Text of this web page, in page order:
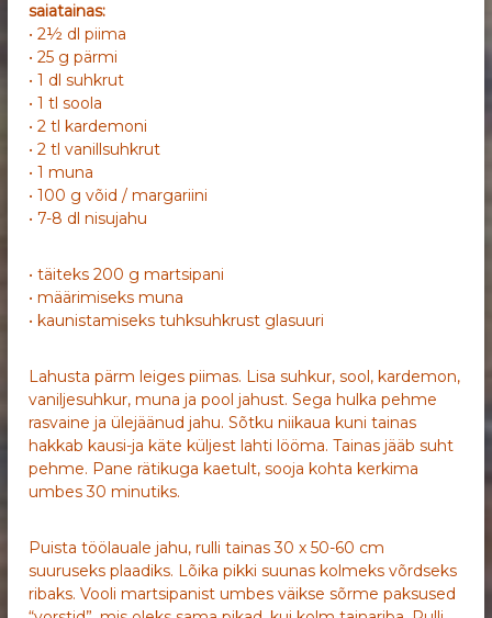
saiatainas:
• 2½ dl piima
• 25 g pärmi
• 1 dl suhkrut
• 1 tl soola
• 2 tl kardemoni
• 2 tl vanillsuhkrut
• 1 muna
• 100 g võid / margariini
• 7-8 dl nisujahu
• täiteks 200 g martsipani
• määrimiseks muna
• kaunistamiseks tuhksuhkrust glasuuri
Lahusta pärm leiges piimas. Lisa suhkur, sool, kardemon,
vaniljesuhkur, muna ja pool jahust. Sega hulka pehme
rasvaine ja ülejäänud jahu. Sõtku niikaua kuni tainas
hakkab kausi-ja käte küljest lahti lööma. Tainas jääb suht
pehme. Pane rätikuga kaetult, sooja kohta kerkima
umbes 30 minutiks.
Puista töölauale jahu, rulli tainas 30 x 50-60 cm
suuruseks plaadiks. Lõika pikki suunas kolmeks võrdseks
ribaks. Vooli martsipanist umbes väikse sõrme paksused